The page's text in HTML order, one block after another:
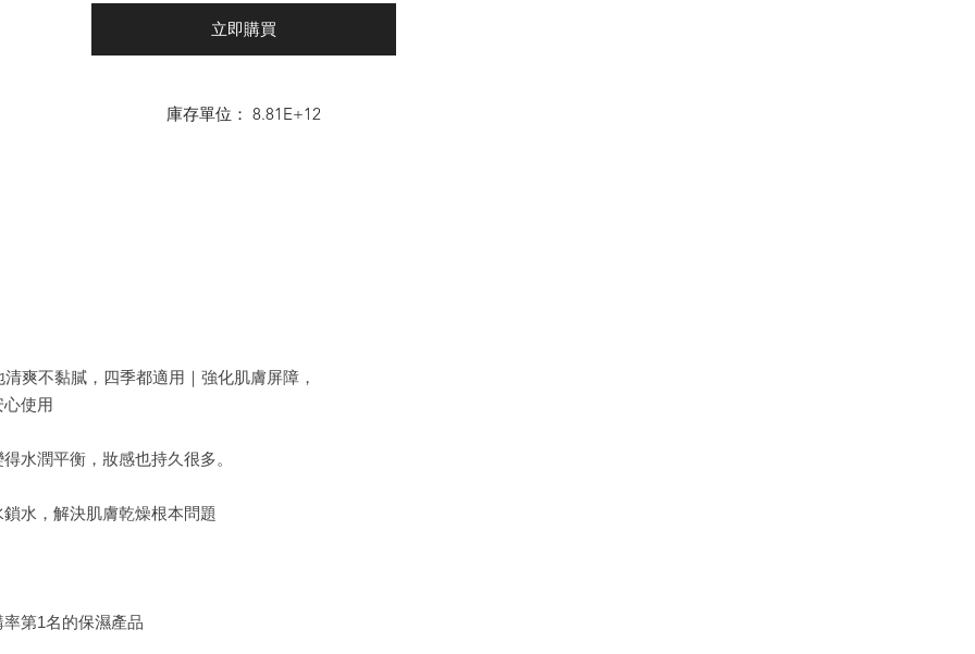
立即購買
庫存單位： 8.81E+12
爽不黏膩，四季都適用｜強化肌膚屏障，
使用
水潤平衡，妝感也持久很多。
水，解決肌膚乾燥根本問題
第1名的保濕產品